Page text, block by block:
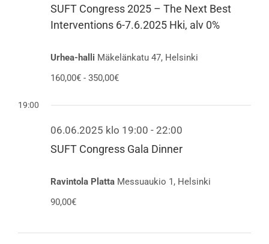
06.06.2025
navigointi
SUFT Congress 2025 – The Next Best
Interventions 6-7.6.2025 Hki, alv 0%
Urhea-halli Mäkelänkatu 47, Helsinki
160,00€ - 350,00€
19:00
SUFT Congress Gala Dinner
06.06.2025 klo 19:00 - 22:00
Ravintola Platta Messuaukio 1, Helsinki
90,00€